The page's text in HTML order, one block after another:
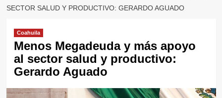
SECTOR SALUD Y PRODUCTIVO: GERARDO AGUADO
Coahuila
Menos Megadeuda y más apoyo
al sector salud y productivo:
Gerardo Aguado